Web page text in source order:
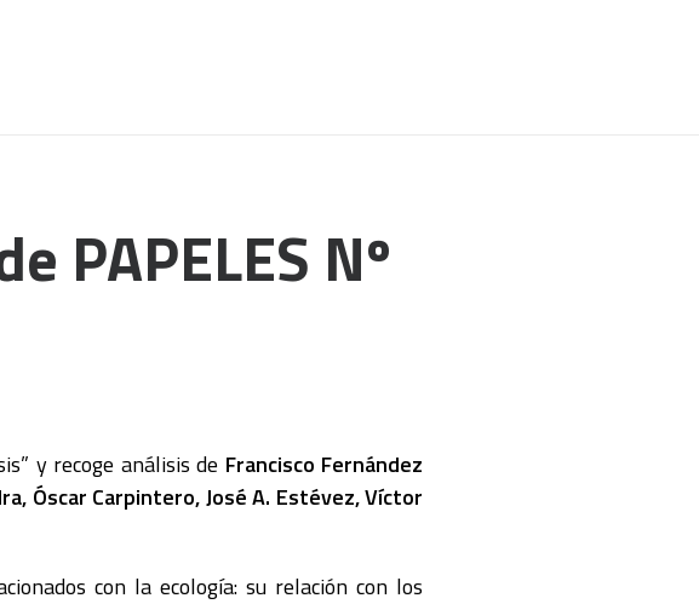
PAPELES Nº
y recoge análisis de Francisco Fernández
Óscar Carpintero, José A. Estévez, Víctor
con la ecología: su relación con los